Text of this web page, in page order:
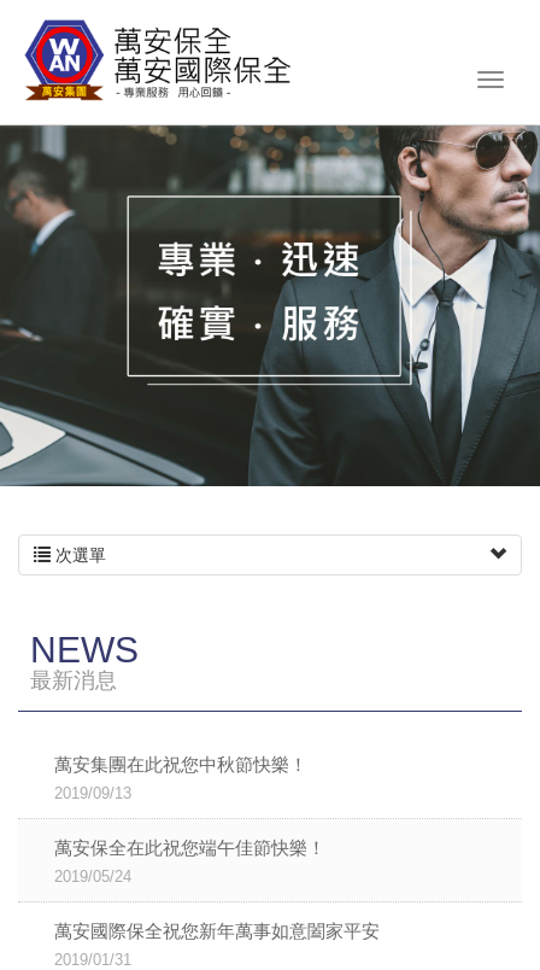
次選單
NEWS
最新消息
萬安集團在此祝您中秋節快樂！
2019/09/13
萬安保全在此祝您端午佳節快樂！
2019/05/24
萬安國際保全祝您新年萬事如意闔家平安
2019/01/31